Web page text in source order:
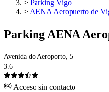
> Parking Vigo
> AENA Aeropuerto de
Parking AENA
Avenida do Aeroporto, 5
3.6
Acceso sin contacto